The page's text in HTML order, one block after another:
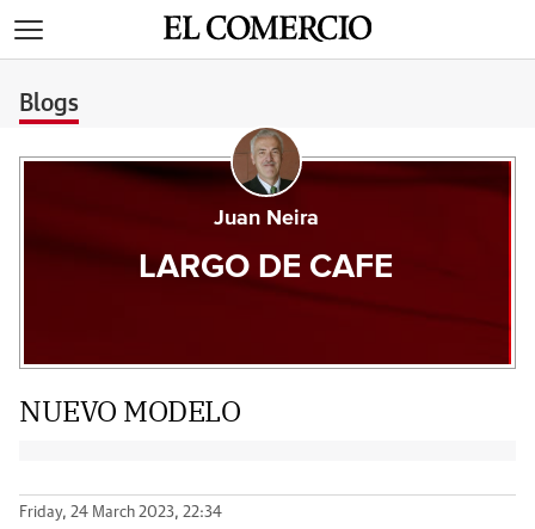
Blogs
Juan Neira
LARGO DE CAFE
NUEVO MODELO
Friday, 24 March 2023, 22:34